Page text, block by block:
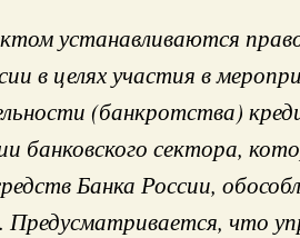
устанавливаются
в целях участия в
(банкротства)
банковского сектора,
Банка России,
что
и
на